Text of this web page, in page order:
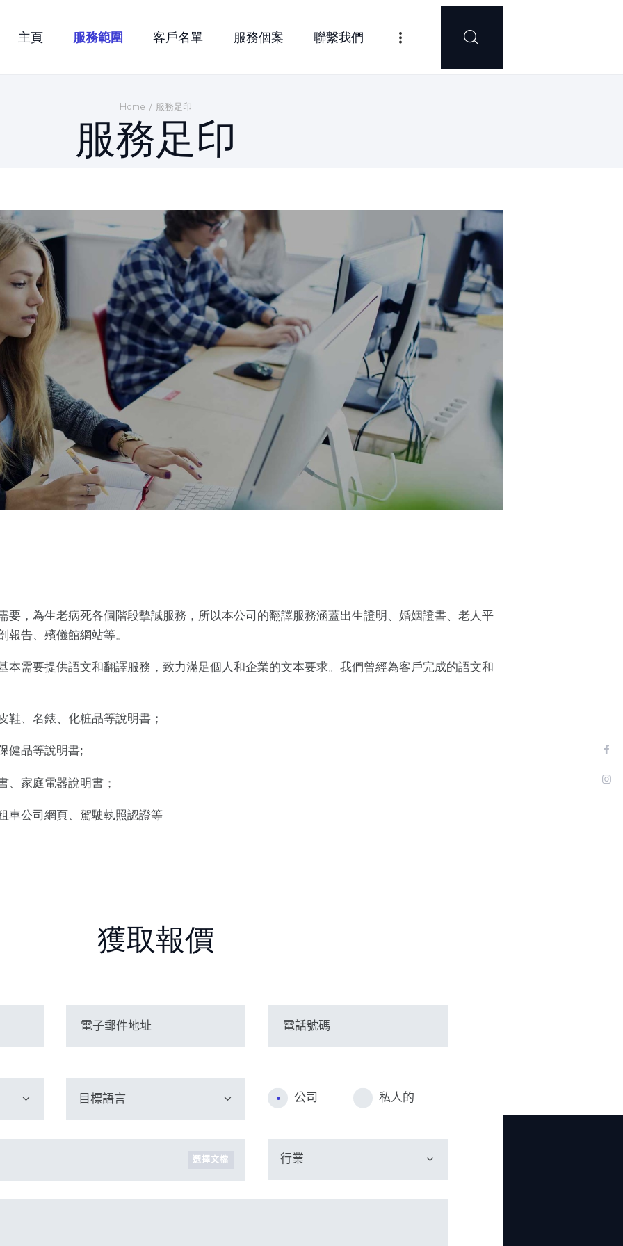
主頁 服務範圍 客戶名單 服務個案 聯繫我們
Home 服務足印
服務足印
體中文
要，為生老病死各個階段摰誠服務，所以本公司的翻譯服務涵蓋出生證明、婚姻證書、老人平
報告、殯儀館網站等。
本需要提供語文和翻譯服務，致力滿足個人和企業的文本要求。我們曾經為客戶完成的語文和
鞋、名錶、化粧品等說明書；
健品等說明書;
、家庭電器說明書；
車公司網頁、駕駛執照認證等
獲取報價
公司 私人的
選擇文檔